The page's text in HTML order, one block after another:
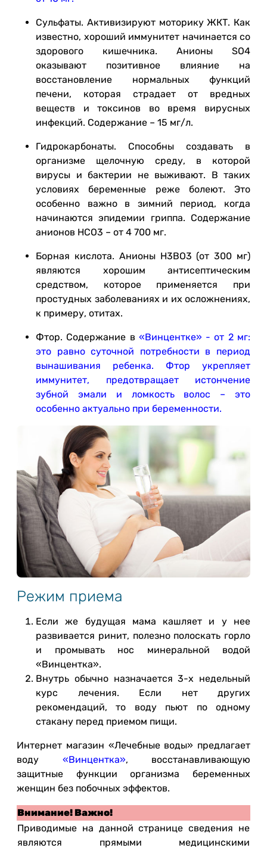
Сульфаты. Активизируют моторику ЖКТ. Как
известно, хороший иммунитет начинается со
здорового кишечника. Анионы SO4
оказывают позитивное влияние на
восстановление нормальных функций
печени, которая страдает от вредных
веществ и токсинов во время вирусных
инфекций. Содержание – 15 мг/л.
Гидрокарбонаты. Способны создавать в
организме щелочную среду, в которой
вирусы и бактерии не выживают. В таких
условиях беременные реже болеют. Это
особенно важно в зимний период, когда
начинаются эпидемии гриппа. Содержание
анионов НСО3 – от 4 700 мг.
Борная кислота. Анионы Н3ВО3 (от 300 мг)
являются хорошим антисептическим
средством, которое применяется при
простудных заболеваниях и их осложнениях,
к примеру, отитах.
Фтор. Содержание в «Винцентке» - от 2 мг:
это равно суточной потребности в период
вынашивания ребенка. Фтор укрепляет
иммунитет, предотвращает истончение
зубной эмали и ломкость волос – это
особенно актуально при беременности.
Режим приема
Если же будущая мама кашляет и у нее
развивается ринит, полезно полоскать горло
и промывать нос минеральной водой
«Винцентка».
Внутрь обычно назначается 3-х недельный
курс лечения. Если нет других
рекомендаций, то воду пьют по одному
стакану перед приемом пищи.
Интернет магазин «Лечебные воды» предлагает
воду «Винцентка», восстанавливающую
защитные функции организма беременных
женщин без побочных эффектов.
Внимание! Важно!
Приводимые на данной странице сведения не
являются прямыми медицинскими